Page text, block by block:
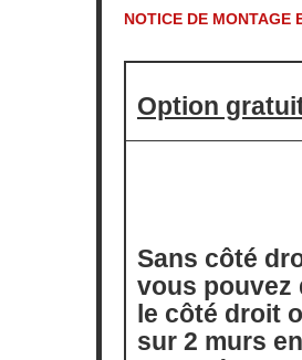
NOTICE DE MONTAGE
Option
Sans côté
vous pouvez
le côté droit
sur 2 murs